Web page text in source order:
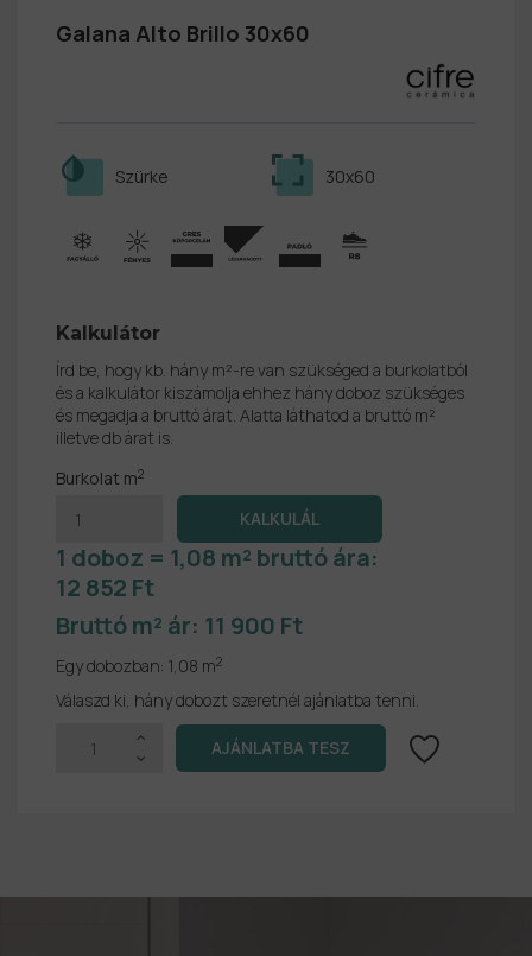
Galana Alto Brillo 30x60
30x60
Szürke
Kalkulátor
Írd be, hogy kb. hány m²-re van szükséged a burkolatból
és a kalkulátor kiszámolja ehhez hány doboz szükséges
és megadja a bruttó árat. Alatta láthatod a bruttó m²
illetve db árat is.
Burkolat m2
1 doboz = 1,08 m² bruttó ára:
12 852 Ft
Bruttó m² ár: 11 900 Ft
Egy dobozban: 1,08 m2
Válaszd ki, hány dobozt szeretnél ajánlatba tenni.